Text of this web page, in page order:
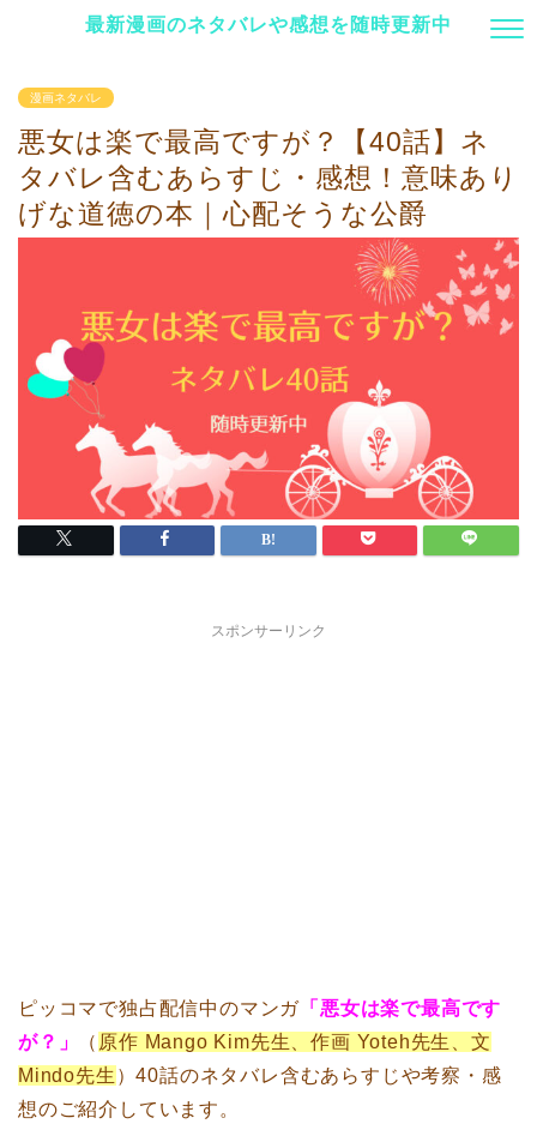
最新漫画のネタバレや感想を随時更新中
漫画ネタバレ
悪女は楽で最高ですが？【40話】ネ
タバレ含むあらすじ・感想！意味あり
げな道徳の本｜心配そうな公爵
スポンサーリンク
ピッコマで独占配信中のマンガ 「悪女は楽で最高です
が？」
（ 原作 Mango Kim先生、作画 Yoteh先生、文
Mindo先生 ）40話のネタバレ含むあらすじや考察・感
想のご紹介しています。